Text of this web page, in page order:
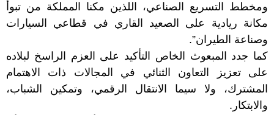
ومخطط التسريع الصناعي، اللذين مكنا المملكة من تبوأ
مكانة ريادية على الصعيد القاري في قطاعي السيارات
وصناعة الطيران”.
كما جدد المبعوث الخاص التأكيد على العزم الراسخ لبلاده
على تعزيز التعاون الثنائي في المجالات ذات الاهتمام
المشترك، ولا سيما الانتقال الرقمي، وتمكين الشباب،
والابتكار.